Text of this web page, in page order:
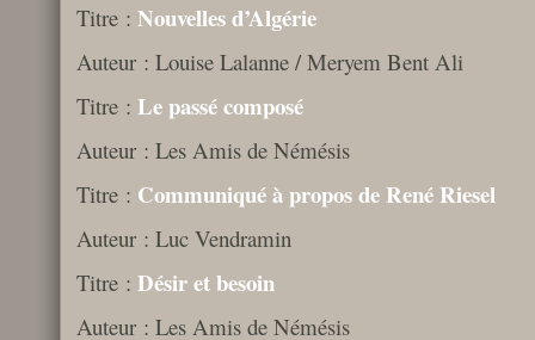
Titre : Nouvelles d’Algérie
Auteur : Louise Lalanne / Meryem Bent Ali
Titre : Le passé composé
Auteur : Les Amis de Némésis
Titre : Communiqué à propos de René Riesel
Auteur : Luc Vendramin
Titre : Désir et besoin
Auteur : Les Amis de Némésis